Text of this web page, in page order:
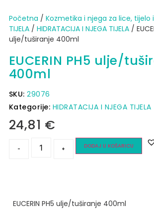
Početna / Kozmetika i njega za lice, tijelo
TIJELA/ HIDRATACIJA I NJEGA TIJELA/
ulje/tuširanje 400ml
EUCERIN PH5 ulje/
400ml
SKU:29076
Kategorije: HIDRATACIJA I NJEGA TIJELA
24,81 €
- + DODAJ U KOŠARICU
EUCERIN PH5 ulje/tuširanje 400ml